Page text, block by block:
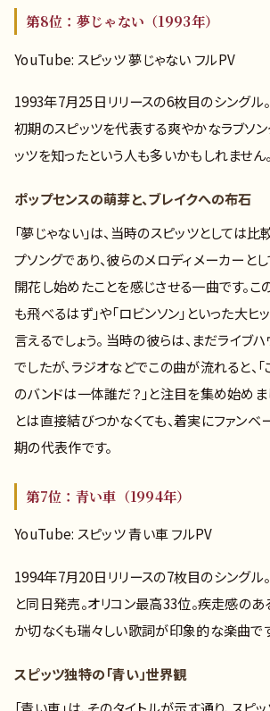
第8位：夢じゃない（1993年）
YouTube: スピッツ 夢じゃない フルPV
1993年7月25日リリースの6枚目のシングル
初期のスピッツを代表する爽やかなラブソン
ッツを知ったという人も多いかもしれません。
ポップセンスの萌芽と、ブレイクへの布石
「夢じゃない」は、当時のスピッツとしては
プソングであり、彼らのメロディメーカーと
開花し始めたことを感じさせる一曲です。こ
も飛べるはず」や「ロビンソン」といった大
言えるでしょう。 当時の彼らは、まだライブ
でしたが、ラジオなどでこの曲が流れると、
のバンドは一体誰だ？」と注目を集め始め
とは直接結びつかなくても、着実にファン
期の代表作です。
第7位：青い車（1994年）
YouTube: スピッツ 青い車 フルPV
1994年7月20日リリースの7枚目のシングル
と同日発売。オリコン最高33位。疾走感のあ
か切なくも瑞々しい歌詞が印象的な楽曲で
スピッツ独特の「青い」世界観